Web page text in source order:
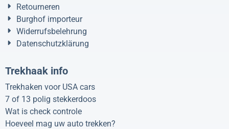
Retourneren
Burghof importeur
Widerrufsbelehrung
Datenschutzklärung
Trekhaak info
Trekhaken voor USA cars
7 of 13 polig stekkerdoos
Wat is check controle
Hoeveel mag uw auto trekken?